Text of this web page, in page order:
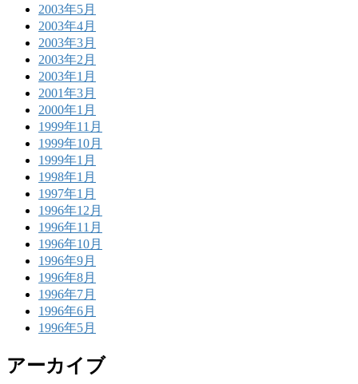
2003年5月
2003年4月
2003年3月
2003年2月
2003年1月
2001年3月
2000年1月
1999年11月
1999年10月
1999年1月
1998年1月
1997年1月
1996年12月
1996年11月
1996年10月
1996年9月
1996年8月
1996年7月
1996年6月
1996年5月
アーカイブ